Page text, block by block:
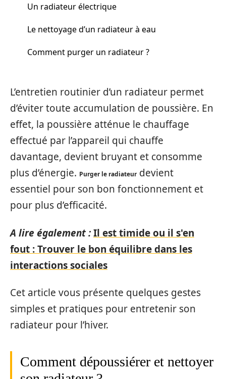
Un radiateur électrique
Le nettoyage d’un radiateur à eau
Comment purger un radiateur ?
L’entretien routinier d’un radiateur permet
d’éviter toute accumulation de poussière. En
effet, la poussière atténue le chauffage
effectué par l’appareil qui chauffe
davantage, devient bruyant et consomme
plus d’énergie. Purger le radiateurdevient
essentiel pour son bon fonctionnement et
pour plus d’efficacité.
A lire également :Il est timide ou il s'en
fout : Trouver le bon équilibre dans les
interactions sociales
Cet article vous présente quelques gestes
simples et pratiques pour entretenir son
radiateur pour l’hiver.
Comment dépoussiérer et nettoyer